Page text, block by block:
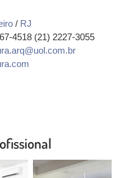
/ RJ
4518 (21) 2227-3055